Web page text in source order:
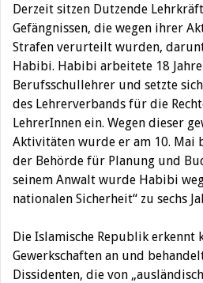
Derzeit sitzen Dutzende
Gefängnissen, die wegen ihrer
Strafen verurteilt wurden,
Habibi. Habibi arbeitete 18
Berufsschullehrer und setzte
des Lehrerverbands für die
LehrerInnen ein. Wegen dieser
Aktivitäten wurde er am 10. Mai
der Behörde für Planung und
seinem Anwalt wurde Habibi
nationalen Sicherheit“ zu sechs
Die Islamische Republik erkennt
Gewerkschaften an und
Dissidenten, die von